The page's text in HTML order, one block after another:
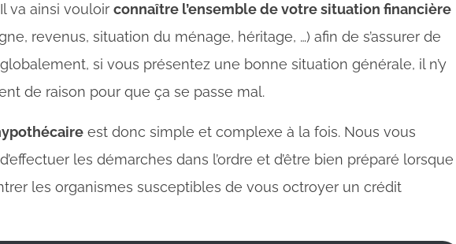
va ainsi vouloir connaître l’ensemble de votre situation financière
revenus, situation du ménage, héritage, …) afin de s’assurer de
si vous présentez une bonne situation générale, il n’y
de raison pour que ça se passe mal.
est donc simple et complexe à la fois. Nous vous
les démarches dans l’ordre et d’être bien préparé lorsque
les organismes susceptibles de vous octroyer un crédit